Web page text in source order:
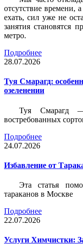
отсутствие времени,
ехать, сил уже не
занятия становятся
метро.
Подробнее
28.07.2026
Туя Смарагд:
озеленении
Туя Смарагд
востребованных
Подробнее
24.07.2026
Избавление от
Эта статья
тараканов в Москве
Подробнее
22.07.2026
Услуги Химчистки: